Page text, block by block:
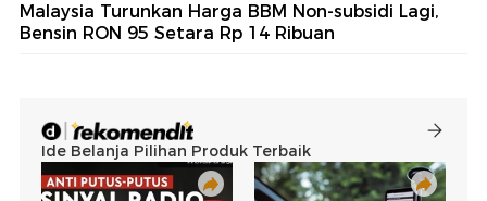
Malaysia Turunkan Harga BBM Non-subsidi Lagi,
Bensin RON 95 Setara Rp 14 Ribuan